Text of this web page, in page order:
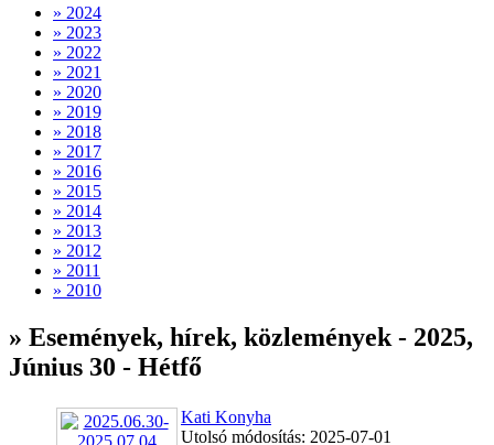
» 2024
» 2023
» 2022
» 2021
» 2020
» 2019
» 2018
» 2017
» 2016
» 2015
» 2014
» 2013
» 2012
» 2011
» 2010
» Események, hírek, közlemények - 2025,
Június 30 - Hétfő
Kati Konyha
Utolsó módosítás: 2025-07-01